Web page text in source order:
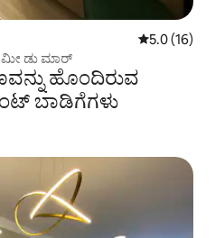
5 ರಲ್ಲಿ 5.0
5.0 (16)
ಮೀ ಡು ಮಾರ್
ಹೊಂದಿರುವ
ಬಾಡಿಗೆಗಳು